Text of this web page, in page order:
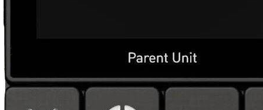
Materialer og holdbarhed
Plastmaterialet benyttet i konstruktionen er robust
selv ved lave temperaturer ned til omkring –19 °C. Den
lampe- og tekstbaserede, brugervenlige LCD-skærm
kombineret med et batteridrevet system indikerer en
solid og praktisk konstruktion med lang levetid.